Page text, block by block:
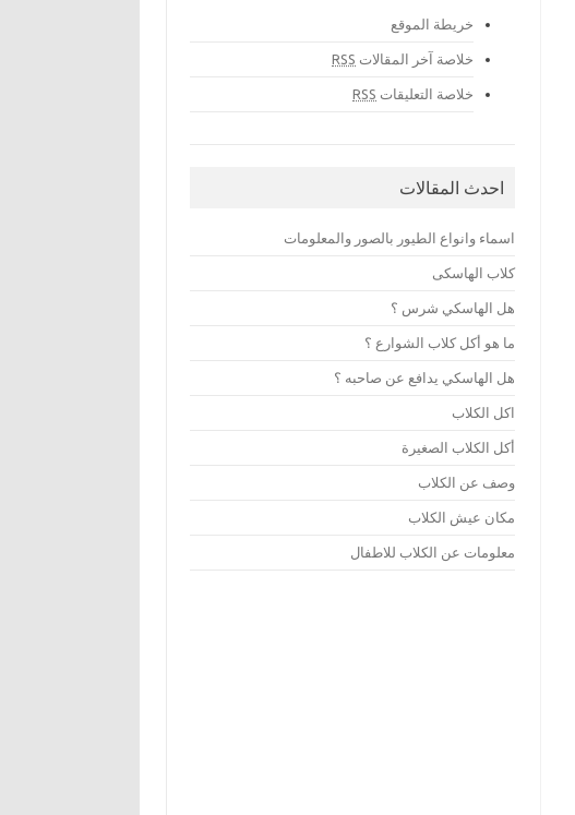
خريطة الموقع
خلاصة آخر المقالات RSS
خلاصة التعليقات RSS
احدث المقالات
اسماء وانواع الطيور بالصور والمعلومات
كلاب الهاسكى
هل الهاسكي شرس ؟
ما هو أكل كلاب الشوارع ؟
هل الهاسكي يدافع عن صاحبه ؟
اكل الكلاب
أكل الكلاب الصغيرة
وصف عن الكلاب
مكان عيش الكلاب
معلومات عن الكلاب للاطفال